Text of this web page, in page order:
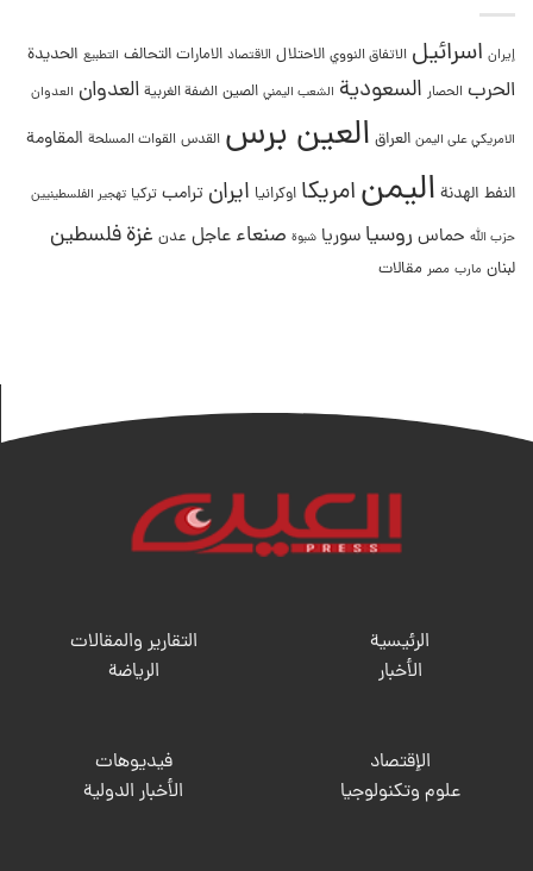
إيران اسرائيل الاتفاق النووي الاحتلال الاقتصاد الامارات التحالف التطبيع الحديدة
الحرب الحصار السعودية الشعب اليمني الصين الضفة الغربية العدوان العدوان
الامريكي على اليمن العراق العين برس القدس القوات المسلحة المقاومة
النفط الهدنة اليمنامريكا اوكرانيا ايران ترامب تركيا تهجير الفلسطينيين
حزب الله حماس روسيا سوريا شبوة صنعاء عاجل عدن غزةفلسطين
لبنان مارب مصر مقالات
الرئيسية
الأخبار
التقارير والمقالات
الریاضة
الإقتصاد
علوم وتكنولوجيا
فيديوهات
الأخبار الدولية